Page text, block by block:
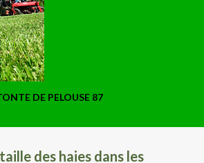
DE PELOUSE 87
des haies dans les